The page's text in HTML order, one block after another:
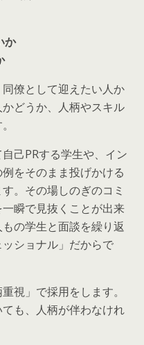
か
僚として迎えたい人か
どうか、人柄やスキル
己PRする学生や、イン
をそのまま投げかける
。その場しのぎのコミ
瞬で見抜くことが出来
の学生と面談を繰り返
ショナル」だからで
視」で採用をします。
も、人柄が伴わなけれ